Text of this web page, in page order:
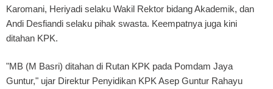
Karomani, Heriyadi selaku Wakil Rektor bidang Akademik, dan
Andi Desfiandi selaku pihak swasta. Keempatnya juga kini
ditahan KPK.
"MB (M Basri) ditahan di Rutan KPK pada Pomdam Jaya
Guntur," ujar Direktur Penyidikan KPK Asep Guntur Rahayu